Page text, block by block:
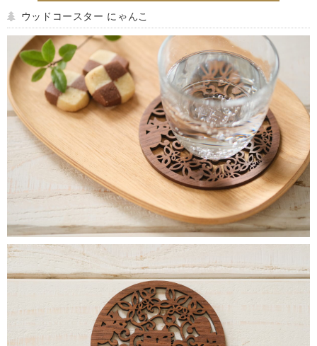
ウッドコースター にゃんこ